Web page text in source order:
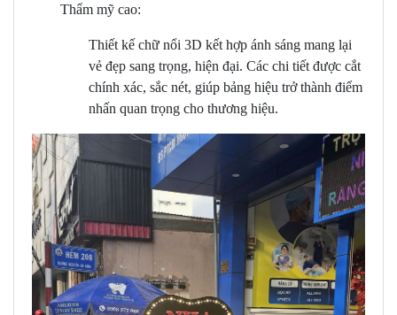
Thẩm mỹ cao:
Thiết kế chữ nổi 3D kết hợp ánh sáng mang lại
vẻ đẹp sang trọng, hiện đại. Các chi tiết được cắt
chính xác, sắc nét, giúp bảng hiệu trở thành điểm
nhấn quan trọng cho thương hiệu.